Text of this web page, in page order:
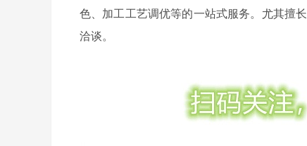
色、加工工艺调优等的一站式服务。尤其擅长
洽谈。